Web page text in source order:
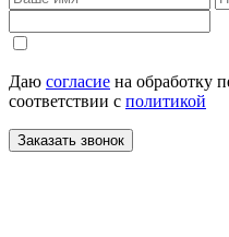
Даю согласие на обработку
соответствии с политикой
Заказать звонок